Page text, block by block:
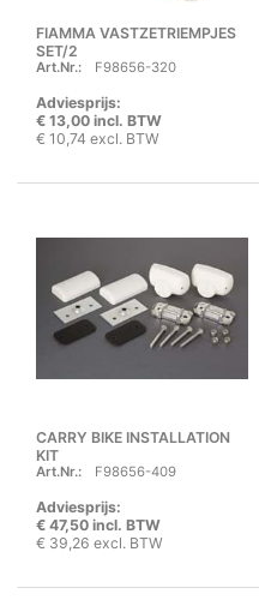
FIAMMA VASTZETRIEMPJES
SET/2
Art.Nr.: F98656-320
Adviesprijs:
€ 13,00 incl. BTW
€ 10,74 excl. BTW
CARRY BIKE INSTALLATION
KIT
Art.Nr.: F98656-409
Adviesprijs:
€ 47,50 incl. BTW
€ 39,26 excl. BTW